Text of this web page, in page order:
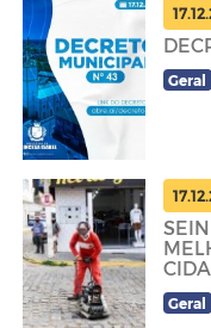
Geral
Geral